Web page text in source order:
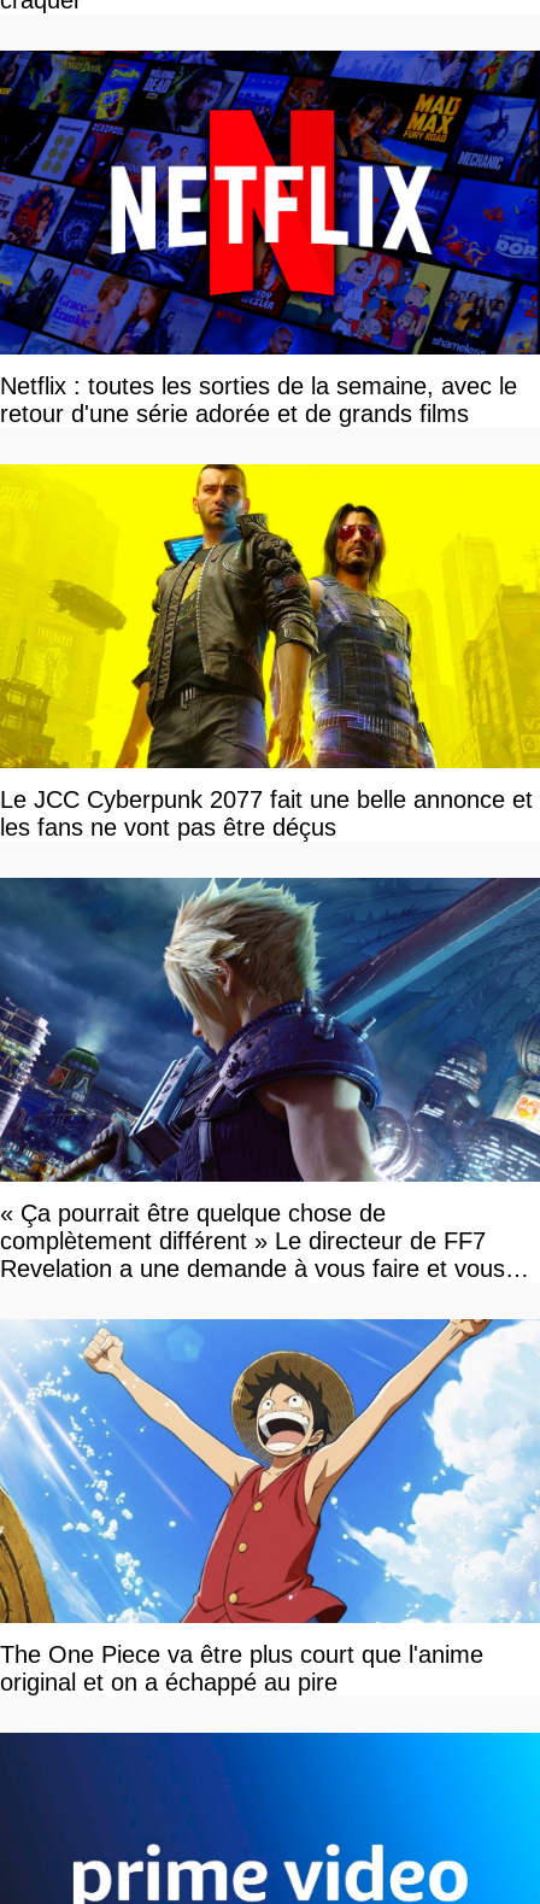
Netflix : toutes les sorties de la semaine, avec le
retour d'une série adorée et de grands films
Le JCC Cyberpunk 2077 fait une belle annonce et
les fans ne vont pas être déçus
« Ça pourrait être quelque chose de
complètement différent » Le directeur de FF7
Revelation a une demande à vous faire et vous
The One Piece va être plus court que l'anime
original et on a échappé au pire